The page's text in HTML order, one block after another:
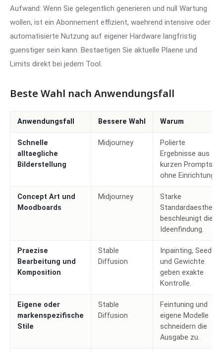
Aufwand: Wenn Sie gelegentlich generieren und null Wartung
wollen, ist ein Abonnement effizient, waehrend intensive oder
automatisierte Nutzung auf eigener Hardware langfristig
guenstiger sein kann. Bestaetigen Sie aktuelle Plaene und
Limits direkt bei jedem Tool.
Beste Wahl nach Anwendungsfall
Anwendungsfall Bessere Wahl Warum
Schnelle
alltaegliche
Bilderstellung
Midjourney
Polierte
Ergebnisse aus
kurzen Prompts
ohne Einrichtung.
Concept Art und
Moodboards
Midjourney
Starke
Standardaesthetik
beschleunigt die
Ideenfindung.
Praezise
Bearbeitung und
Komposition
Stable
Diffusion
Inpainting, Seeds
und Gewichte
geben exakte
Kontrolle.
Eigene oder
markenspezifische
Stile
Stable
Diffusion
Feintuning und
eigene Modelle
schneidern die
Ausgabe zu.